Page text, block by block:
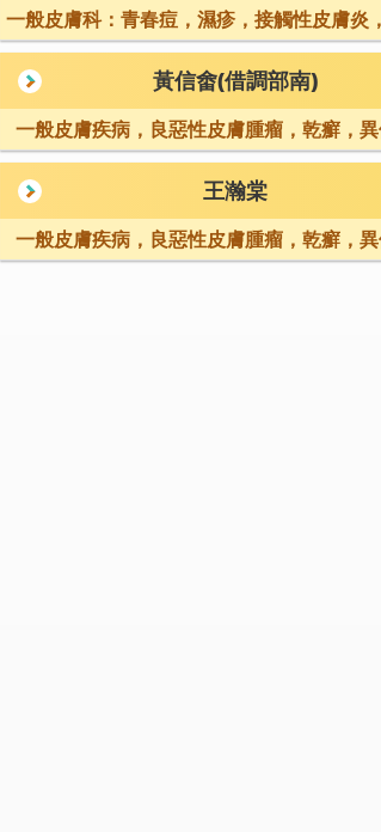
一般皮膚科：青春痘，濕疹，接觸性皮膚炎
膚炎，毛髮疾...
黃信畬(借調部南)
一般皮膚疾病，良惡性皮膚腫瘤，乾癬，
炎，蕁麻疹，免...
王瀚棠
一般皮膚疾病，良惡性皮膚腫瘤，乾癬，
炎，蕁麻疹，免...